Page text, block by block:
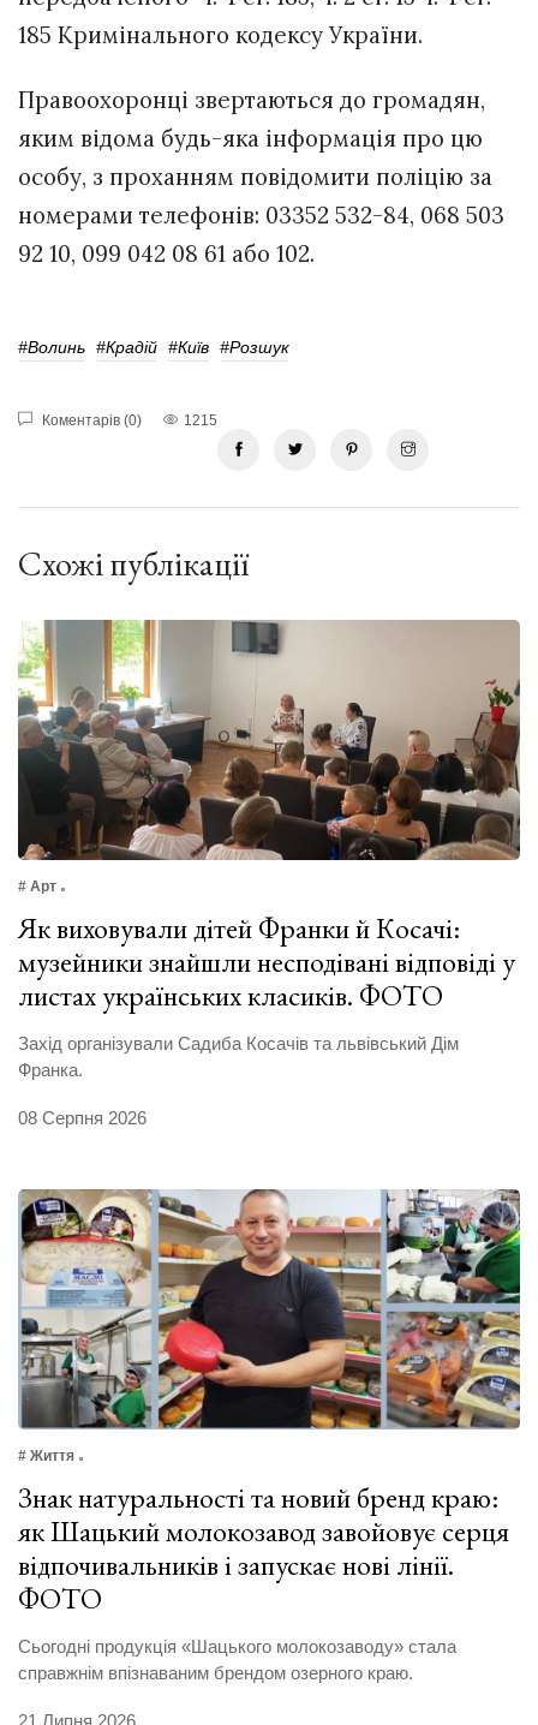
185 Кримінального кодексу України.
Правоохоронці звертаються до громадян,
яким відома будь-яка інформація про цю
особу, з проханням повідомити поліцію за
номерами телефонів: 03352 532-84, 068 503
92 10, 099 042 08 61 або 102.
#волинь #Крадій #Київ #Розшук
Коментарів (0) 1215
Схожі публікації
# Арт
Як виховували дітей Франки й Косачі:
музейники знайшли несподівані відповіді у
листах українських класиків. ФОТО
Захід організували Садиба Косачів та львівський Дім
Франка.
08 Серпня 2026
# Життя
Знак натуральності та новий бренд краю:
як Шацький молокозавод завойовує серця
відпочивальників і запускає нові лінії.
ФОТО
Сьогодні продукція «Шацького молокозаводу» стала
справжнім впізнаваним брендом озерного краю.
21 Липня 2026